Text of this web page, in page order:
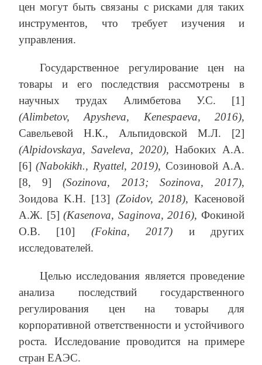
цен могут быть связаны с рисками для таких
инструментов, что требует изучения и
управления.
Государственное регулирование цен на
товары и его последствия рассмотрены в
научных трудах Алимбетова У.С. [1]
(Alimbetov, Apysheva, Kenespaeva, 2016),
Савельевой Н.К., Альпидовской М.Л. [2]
(Alpidovskaya, Saveleva, 2020), Набоких А.А.
[6](Nabokikh., Ryattel, 2019), Созиновой А.А.
[8, 9](Sozinova, 2013; Sozinova, 2017),
Зоидова K.H. [13] (Zoidov, 2018), Касеновой
А.Ж. [5](Kasenova, Saginova, 2016), Фокиной
О.В. [10] (Fokina, 2017) и других
исследователей.
Целью исследования является проведение
анализа последствий государственного
регулирования цен на товары для
корпоративной ответственности и устойчивого
роста. Исследование проводится на примере
стран ЕАЭС.